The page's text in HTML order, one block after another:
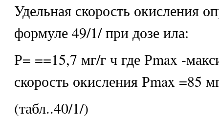
Удельная скорость окисления
формуле 49/1/ при дозе ила:
Р= ==15,7 мг/г ч где Рmax -
скорость окисления Рmax =85
(табл..40/1/)